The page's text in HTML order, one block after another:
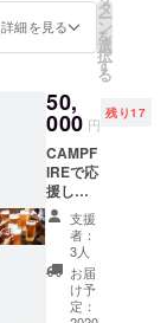
頭の発
送にな
所の記
載をお
願い致
しま
す。
使用が
難しい
場合は
まで発
送にて
ご対応
させて
頂きま
す。
オープ
ン後、
８月の
後半に
なる予
定で
詳細を見る
タ
ー
ン
を
選
択
す
る
50,
000 円
残り17
CAMPF
IREで応
援して
下さっ
た方限
定で 貸
し切り
パー
ティを
支援
者：
3人
お届
け予
定：